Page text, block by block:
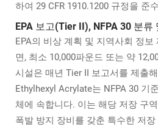
하여 29 CFR 1910.1200 규정을 준
EPA 보고(Tier II), NFPA 30 분류
EPA의 비상 계획 및 지역사회 정보
면, 최소 10,000파운드 또는 약
시설은 매년 Tier II 보고서를 제출
Ethylhexyl Acrylate는 NFPA 30 기
체에 속합니다. 이는 해당 저장 구
폭발 방지 장비를 갖춘 특수한 저